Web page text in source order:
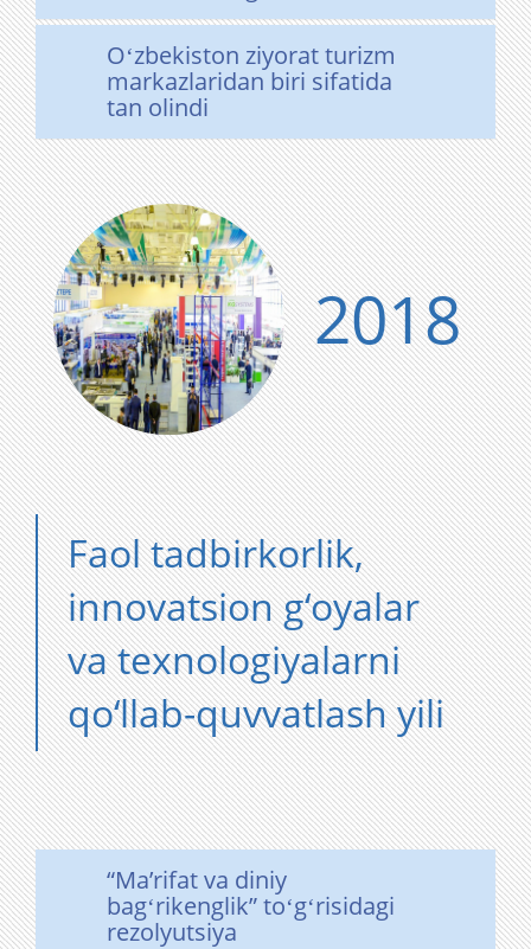
Oʻzbekiston ziyorat turizm
markazlaridan biri sifatida
tan olindi
2018
Faol tadbirkorlik,
innovatsion g‘oyalar
va texnologiyalarni
qo‘llab-quvvatlash yili
“Maʼrifat va diniy
bagʻrikenglik” toʻgʻrisidagi
rezolyutsiya